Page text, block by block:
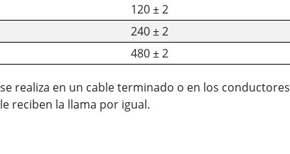
120 ± 2
240 ± 2
480 ± 2
realiza en un cable terminado o en los conductores
reciben la llama por igual.